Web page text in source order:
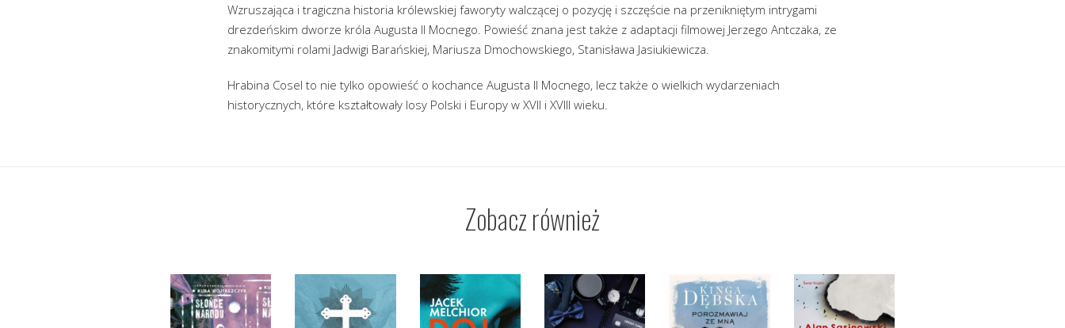
Wzruszająca i tragiczna historia królewskiej faworyty walczącej o pozycję i szczęście na przenikniętym intrygami
drezdeńskim dworze króla Augusta II Mocnego. Powieść znana jest także z adaptacji filmowej Jerzego Antczaka, ze
znakomitymi rolami Jadwigi Barańskiej, Mariusza Dmochowskiego, Stanisława Jasiukiewicza.
Hrabina Cosel to nie tylko opowieść o kochance Augusta II Mocnego, lecz także o wielkich wydarzeniach
historycznych, które kształtowały losy Polski i Europy w XVII i XVIII wieku.
Zobacz również